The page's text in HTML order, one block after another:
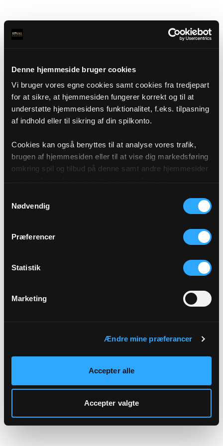
Denne hjemmeside bruger cookies
Vi bruger vores egne cookies samt cookies fra tredjepart
for at sikre, at hjemmesiden fungerer korrekt og til at
understøtte hjemmesidens funktionalitet, f.eks. tilpasning
af indhold eller til sikring af din spilkonto.
Cookies kan også benyttes til at analyse vores trafik,
brugen af hjemmesiden eller til at vise dig markedsføring
omkring spil og tilbud på denne samt andre hjemmesider
af cookies under "Detaljer" eller ved at klikke videre til
vores Cookiepolitik, som du finder i bunden af vores
Nødvendig
Præferencer
Statistik
Marketing
Ændre mine præferancer
Accepter alle
Accepter valgte